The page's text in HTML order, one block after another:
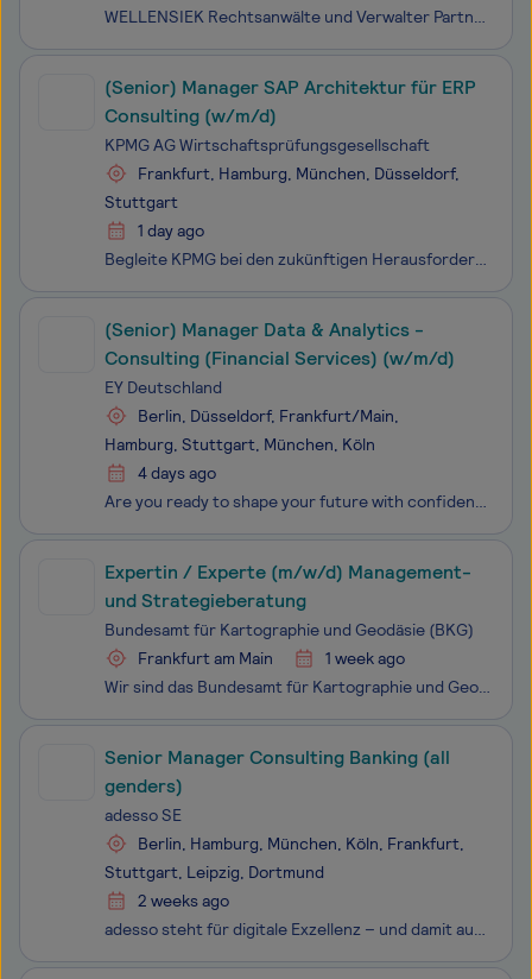
WELLENSIEK Rechtsanwälte und Verwalter Partnerschaftsgesellschaft mbB gehört zu den führenden deutschen Kanzleien im Bereich Restrukturierung, Sanierung und Insolvenzverwaltung. Seit über 100 Jahren begleiten wir Unternehmen, Gesellschafter und Gläubiger in wirtschaftlich herausfordernden Situatione
(Senior) Manager SAP Architektur für ERP
Consulting (w/m/d)
KPMG AG Wirtschaftsprüfungsgesellschaft
Frankfurt, Hamburg, München, Düsseldorf,
Stuttgart
1 day ago
Begleite KPMG bei den zukünftigen Herausforderungen unserer Kunden und Kundinnen. Begeistere auch Du Dich für die Vielfalt unserer Fragestellungen - und mach gemeinsam mit uns den Unterschied. Gemeinsam mit unseren Kollegen und Kolleginnen aus der Solution Line SAP&Finance Transformation arbeite
(Senior) Manager Data & Analytics -
Consulting (Financial Services) (w/m/d)
EY Deutschland
Berlin, Düsseldorf, Frankfurt/Main,
Hamburg, Stuttgart, München, Köln
4 days ago
Are you ready to shape your future with confidence?Gemeinsam die Welt jeden Tag ein bisschen besser machen. Für diesen Anspruch setzen wir bei EY alles in Bewegung und gehen als Team „all in". Schließlich haben wir ein klares Ziel vor Augen: nachhaltigen Wert und Wachstum zu schaffen - für unsere Ma
Expertin / Experte (m/w/d) Management-
und Strategieberatung
Bundesamt für Kartographie und Geodäsie (BKG)
Frankfurt am Main
1 week ago
Wir sind das Bundesamt für Kartographie und Geodäsie (BKG). Wir sorgen dafür, dass Ihr Navi immer den richtigen Weg findet, und versorgen Deutschland mit Geodaten. Unsere Produkte sind die Problemlöser für Umwelt, Klima, Sicherheit und Infrastruktur und unterstützen u. a. das Technische Hilfswe
Senior Manager Consulting Banking (all
genders)
adesso SE
Berlin, Hamburg, München, Köln, Frankfurt,
Stuttgart, Leipzig, Dortmund
2 weeks ago
adesso steht für digitale Exzellenz – und damit auch für vielfältige Entwicklungsmöglichkeiten für alle adessi. Wir wachsen gemeinsam und lernen voneinander: in anspruchsvollen Projekten, interdisziplinären Teams und mit zielgerichteten Trainingsangeboten. Wir haben IT im Herzen und den Erfolg unser